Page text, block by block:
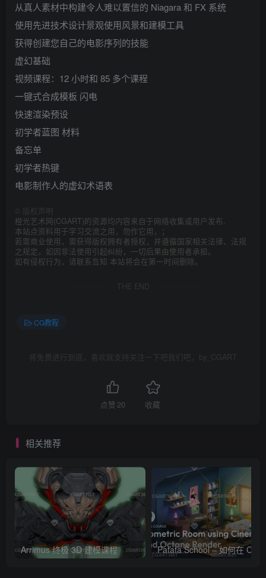
从真人素材中构建令人难以置信的 Niagara 和 FX 系统
使用先进技术设计景观使用风景和建模工具
获得创建您自己的电影序列的技能
虚幻基础
视频课程：12 小时和 85 多个课程
一键式合成模板 闪电
快速渲染预设
初学者蓝图 材料
备忘单
初学者热键
电影制作人的虚幻术语表
版权声明
橙光艺术网(CGART)的资源均内容来自于网络收集或用户发布.
本站点资料用于学习交流之用，勿作它用，；
若需商业使用，需获得版权拥有者授权，并遵循国家相关法律、法规
之规定。如因非法使用引起纠纷，一切后果由使用者承担。
如有侵权行为，请联系告知 本站将会在第一时间删除。
THE END
CG教程
将免费进行到底，喜欢就支持关注一下吧我们吧，by_CGART
点赞20 收藏
相关推荐
Arrimus 终极 3D 建模课程